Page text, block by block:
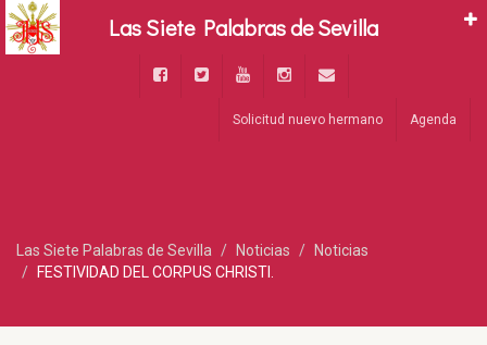
Solicitud nuevo hermano Agenda
Las Siete Palabras de Sevilla Noticias
Noticias
FESTIVIDAD DEL CORPUS CHRISTI.
Las Siete Palabras de Sevilla